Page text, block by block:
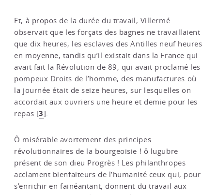
Et, à propos de la durée du travail, Villermé
observait que les forçats des bagnes ne travaillaient
que dix heures, les esclaves des Antilles neuf heures
en moyenne, tandis qu’il existait dans la France qui
avait fait la Révolution de 89, qui avait proclamé les
pompeux Droits de l’homme, des manufactures où
la journée était de seize heures, sur lesquelles on
accordait aux ouvriers une heure et demie pour les
repas [3].
Ô misérable avortement des principes
révolutionnaires de la bourgeoisie ! ô lugubre
présent de son dieu Progrès ! Les philanthropes
acclament bienfaiteurs de l’humanité ceux qui, pour
s’enrichir en fainéantant, donnent du travail aux